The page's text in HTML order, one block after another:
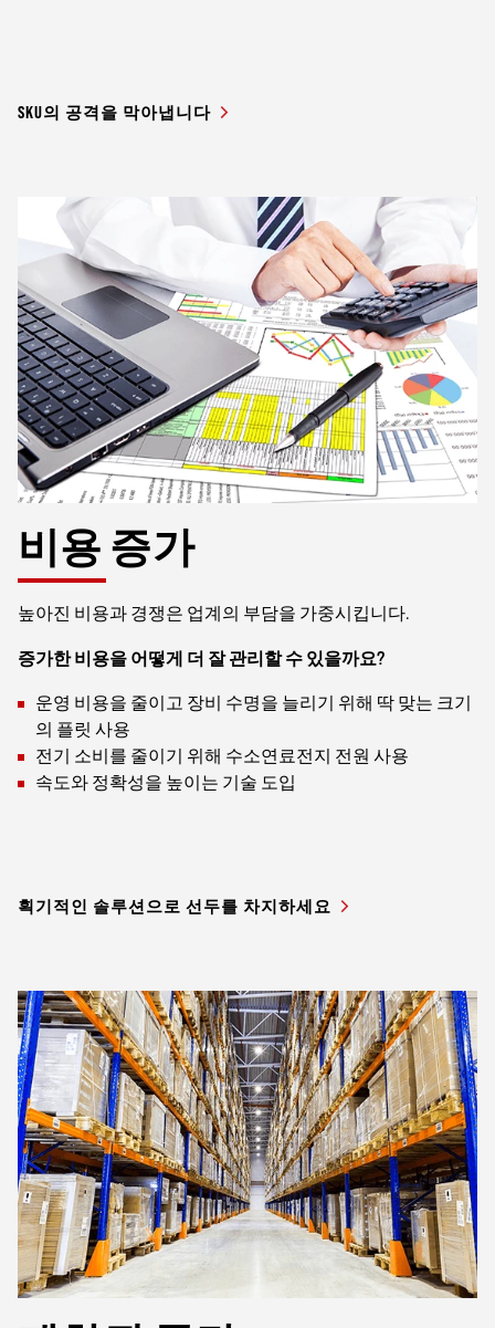
SKU의 공격을 막아냅니다
비용 증가
높아진 비용과 경쟁은 업계의 부담을 가중시킵니다.
증가한 비용을 어떻게 더 잘 관리할 수 있을까요?
운영 비용을 줄이고 장비 수명을 늘리기 위해 딱 맞는 크기
의 플릿 사용
전기 소비를 줄이기 위해 수소연료전지 전원 사용
속도와 정확성을 높이는 기술 도입
획기적인 솔루션으로 선두를 차지하세요